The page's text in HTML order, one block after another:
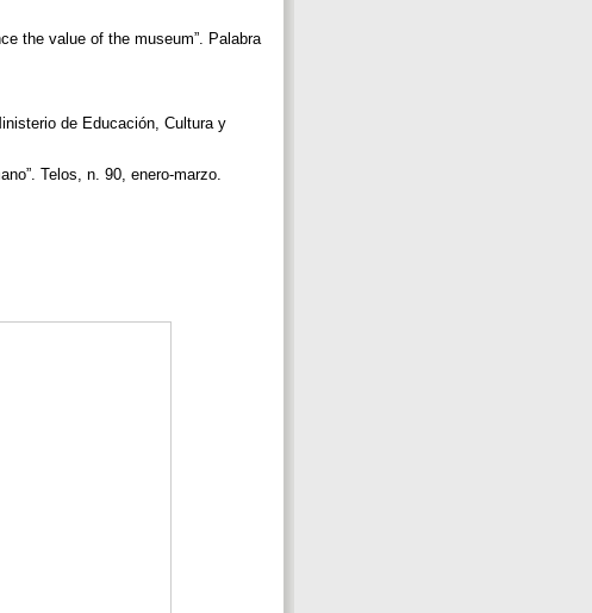
the value of the museum”. Palabra
de Educación, Cultura y
Telos, n. 90, enero-marzo.